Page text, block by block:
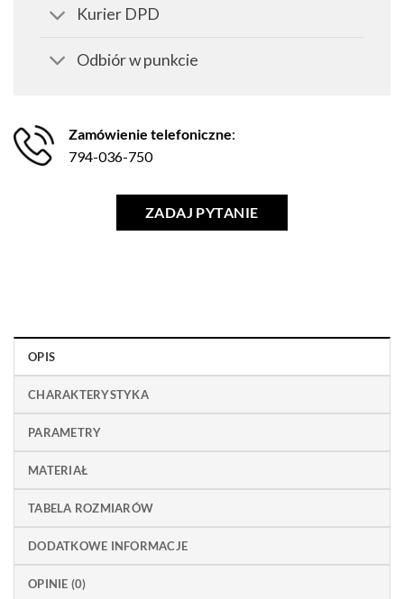
Kurier DPD
Odbiór w punkcie
Zamówienie telefoniczne:
794-036-750
ZADAJ PYTANIE
OPIS
CHARAKTERYSTYKA
PARAMETRY
MATERIAŁ
TABELA ROZMIARÓW
DODATKOWE INFORMACJE
OPINIE (0)